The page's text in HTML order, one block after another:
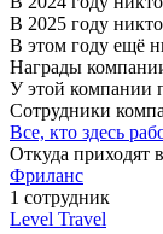
В 2025 году
В этом году ещё
Награды
У этой компании
Сотрудники
Все, кто здесь
Откуда приходят
Фриланс
1 сотрудник
Level Travel